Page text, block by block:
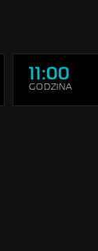
11:00
GODZINA